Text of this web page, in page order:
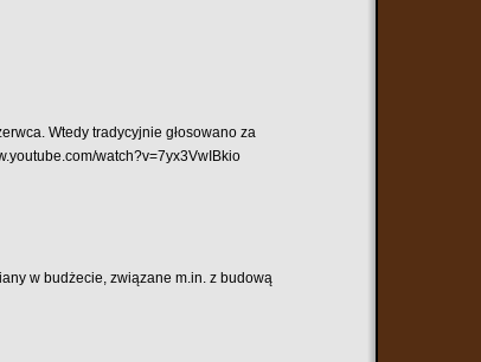
Wtedy tradycyjnie głosowano za
watch?v=7yx3VwIBkio
w budżecie, związane m.in. z budową